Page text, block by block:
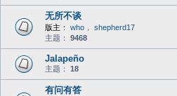
无所不谈
版主： who ， shepherd17
主题： 9468
Jalapeño
主题： 18
有问有答